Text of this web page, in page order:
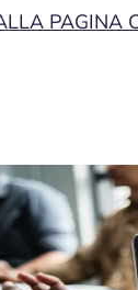
PAGINA